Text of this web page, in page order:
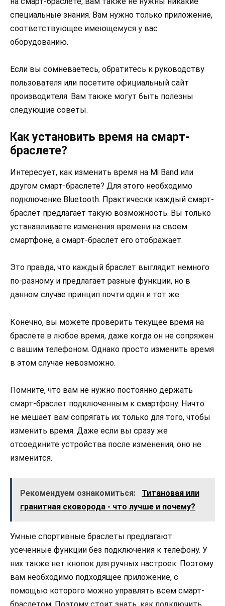
специальные знания. Вам нужно только приложение,
соответствующее имеющемуся у вас
оборудованию.
Если вы сомневаетесь, обратитесь к руководству
пользователя или посетите официальный сайт
производителя. Вам также могут быть полезны
следующие советы.
Как установить время на смарт-
браслете?
Интересует, как изменить время на Mi Band или
другом смарт-браслете? Для этого необходимо
подключение Bluetooth. Практически каждый смарт-
браслет предлагает такую возможность. Вы только
устанавливаете изменения времени на своем
смартфоне, а смарт-браслет его отображает.
Это правда, что каждый браслет выглядит немного
по-разному и предлагает разные функции, но в
данном случае принцип почти один и тот же.
Конечно, вы можете проверить текущее время на
браслете в любое время, даже когда он не сопряжен
с вашим телефоном. Однако просто изменить время
в этом случае невозможно.
Помните, что вам не нужно постоянно держать
смарт-браслет подключенным к смартфону. Ничто
не мешает вам сопрягать их только для того, чтобы
изменить время. Даже если вы сразу же
отсоедините устройства после изменения, оно не
изменится.
Рекомендуем ознакомиться:
Титановая или
гранитная сковорода - что лучше и почему?
Умные спортивные браслеты предлагают
усеченные функции без подключения к телефону. У
них также нет кнопок для ручных настроек. Поэтому
вам необходимо подходящее приложение, с
помощью которого можно управлять всем смарт-